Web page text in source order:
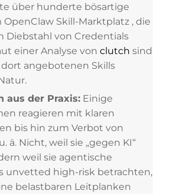
über hunderte bösartige
OpenClaw Skill-Marktplatz , die
Diebstahl von Credentials
einer Analyse von clutch sind
dort angebotenen Skills
aus der Praxis:Einige
reagieren mit klaren
bis hin zum Verbot von
ä. Nicht, weil sie „gegen KI“
weil sie agentische
unvetted high-risk betrachten,
belastbaren Leitplanken